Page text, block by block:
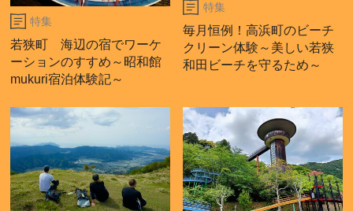
特集
若狭町 海辺の宿でワーケ
ーションのすすめ～昭和館
mukuri宿泊体験記～
特集
毎月恒例！高浜町のビーチ
クリーン体験～美しい若狭
和田ビーチを守るため～